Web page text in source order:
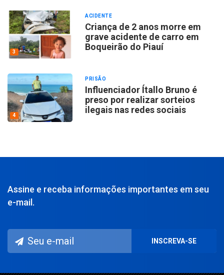
3
ACIDENTE
Criança de 2 anos morre em
grave acidente de carro em
Boqueirão do Piauí
4
PRISÃO
Influenciador Ítallo Bruno é
preso por realizar sorteios
ilegais nas redes sociais
Assine e receba informações importantes em seu
e-mail.